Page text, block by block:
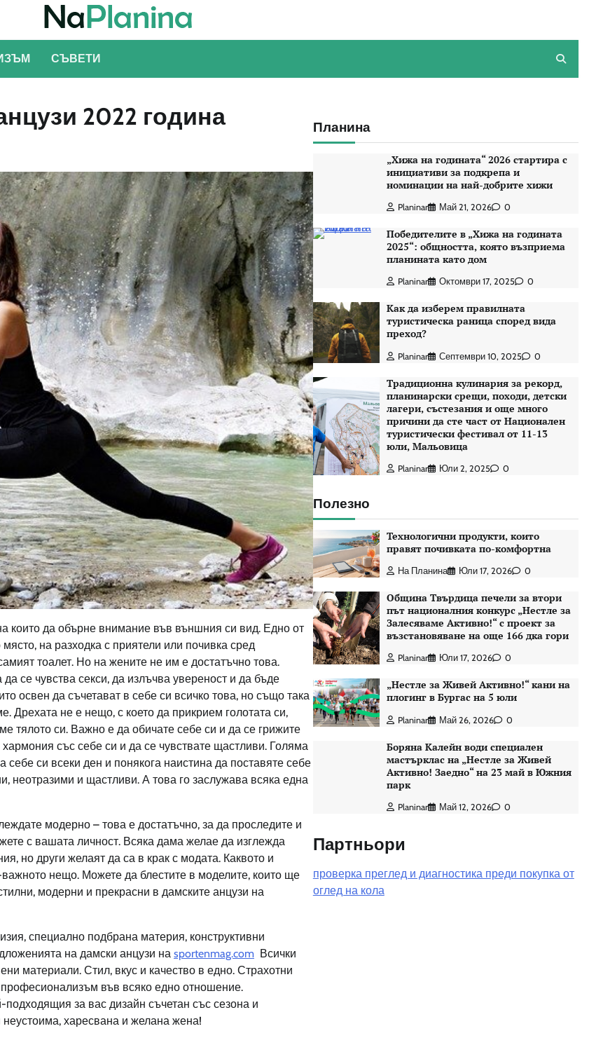
СЪВЕТИ
2022 година
които да обърне внимание във външния си вид. Едно от
на разходка с приятели или почивка сред
тоалет. Но на жените не им е достатъчно това.
се чувства секси, да излъчва увереност и да бъде
освен да съчетават в себе си всичко това, но също така
Дрехата не е нещо, с което да прикрием голотата си,
тялото си. Важно е да обичате себе си и да се грижите
със себе си и да се чувствате щастливи. Голяма
си всеки ден и понякога наистина да поставяте себе
неотразими и щастливи. А това го заслужава всяка една
модерно – това е достатъчно, за да проследите и
с вашата личност. Всяка дама желае да изглежда
но други желаят да са в крак с модата. Каквото и
нещо. Можете да блестите в моделите, които ще
модерни и прекрасни в дамските анцузи на
специално подбрана материя, конструктивни
на дамски анцузи на sportenmag.com Всички
материали. Стил, вкус и качество в едно. Страхотни
във всяко едно отношение.
за вас дизайн съчетан със сезона и
харесвана и желана жена!
Планина
„Хижа на годината“ 2026 стартира с
инициативи за подкрепа и
номинации на най-добрите хижи
Planinar Май 21, 2026 0
Победителите в „Хижа на годината
2025“: общността, която възприема
планината като дом
Planinar Октомври 17, 2025 0
Как да изберем правилната
туристическа раница според вида
преход?
Planinar Септември 10, 2025 0
Традиционна кулинария за рекорд,
планинарски срещи, походи, детски
лагери, състезания и още много
причини да сте част от Национален
туристически фестивал от 11-13
юли, Мальовица
Planinar Юли 2, 2025 0
Полезно
Технологични продукти, които
правят почивката по-комфортна
На Планина Юли 17, 2026 0
Община Твърдица печели за втори
път националния конкурс „Нестле за
Залесяваме Активно!“ с проект за
възстановяване на още 166 дка гори
Planinar Юли 17, 2026 0
„Нестле за Живей Активно!“ кани на
плогинг в Бургас на 5 юли
Planinar Май 26, 2026 0
Боряна Калейн води специален
мастърклас на „Нестле за Живей
Активно! Заедно“ на 23 май в Южния
парк
Planinar Май 12, 2026 0
Партньори
проверка преглед и диагностика преди покупка от
оглед на кола